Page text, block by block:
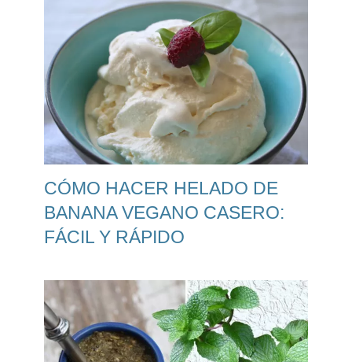
CÓMO HACER HELADO DE
BANANA VEGANO CASERO:
FÁCIL Y RÁPIDO